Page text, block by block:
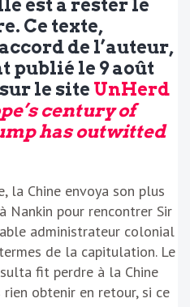
est à rester le
Ce texte,
de l’auteur,
publié le 9 août
le site UnHerd
century of
has outwitted
la Chine envoya son plus
Nankin pour rencontrer Sir
administrateur colonial
de la capitulation. Le
fit perdre à la Chine
obtenir en retour, si ce